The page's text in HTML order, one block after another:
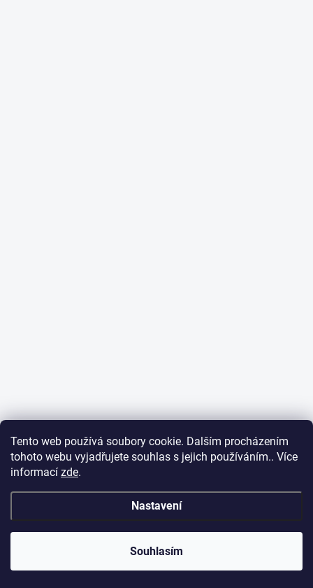
Tento web používá soubory cookie. Dalším procházením
tohoto webu vyjadřujete souhlas s jejich používáním.. Více
informací zde.
Nastavení
Souhlasím